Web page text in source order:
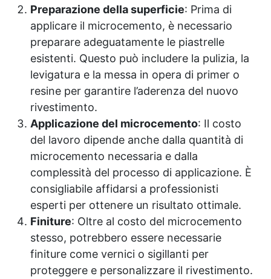
Preparazione della superficie: Prima di
applicare il microcemento, è necessario
preparare adeguatamente le piastrelle
esistenti. Questo può includere la pulizia, la
levigatura e la messa in opera di primer o
resine per garantire l’aderenza del nuovo
rivestimento.
Applicazione del microcemento: Il costo
del lavoro dipende anche dalla quantità di
microcemento necessaria e dalla
complessità del processo di applicazione. È
consigliabile affidarsi a professionisti
esperti per ottenere un risultato ottimale.
Finiture: Oltre al costo del microcemento
stesso, potrebbero essere necessarie
finiture come vernici o sigillanti per
proteggere e personalizzare il rivestimento.